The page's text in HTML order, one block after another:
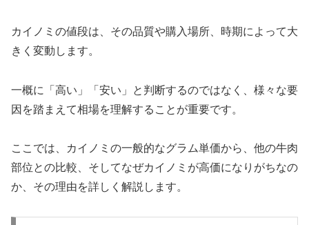
カイノミの値段は、その品質や購入場所、時期によって大
きく変動します。
一概に「高い」「安い」と判断するのではなく、様々な要
因を踏まえて相場を理解することが重要です。
ここでは、カイノミの一般的なグラム単価から、他の牛肉
部位との比較、そしてなぜカイノミが高価になりがちなの
か、その理由を詳しく解説します。